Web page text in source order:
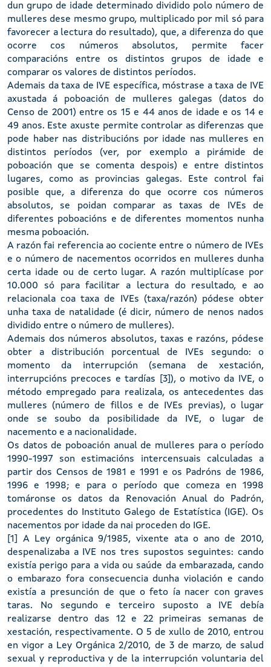
dun grupo de idade determinado dividido polo número de
mulleres dese mesmo grupo, multiplicado por mil só para
favorecer a lectura do resultado), que, a diferenza do que
ocorre cos números absolutos, permite facer
comparacións entre os distintos grupos de idade e
comparar os valores de distintos períodos.
Ademais da taxa de IVE específica, móstrase a taxa de IVE
axustada á poboación de mulleres galegas (datos do
Censo de 2001) entre os 15 e 44 anos de idade e os 14 e
49 anos. Este axuste permite controlar as diferenzas que
pode haber nas distribucións por idade nas mulleres en
distintos períodos (ver, por exemplo a pirámide de
poboación que se comenta despois) e entre distintos
lugares, como as provincias galegas. Este control fai
posible que, a diferenza do que ocorre cos números
absolutos, se poidan comparar as taxas de IVEs de
diferentes poboacións e de diferentes momentos nunha
mesma poboación.
A razón fai referencia ao cociente entre o número de IVEs
e o número de nacementos ocorridos en mulleres dunha
certa idade ou de certo lugar. A razón multiplícase por
10.000 só para facilitar a lectura do resultado, e ao
relacionala coa taxa de IVEs (taxa/razón) pódese obter
unha taxa de natalidade (é dicir, número de nenos nados
dividido entre o número de mulleres).
Ademais dos números absolutos, taxas e razóns, pódese
obter a distribución porcentual de IVEs segundo: o
momento da interrupción (semana de xestación,
interrupcións precoces e tardías [3]), o motivo da IVE, o
método empregado para realizala, os antecedentes das
mulleres (número de fillos e de IVEs previas), o lugar
onde se soubo da posibilidade da IVE, o lugar de
nacemento e a nacionalidade.
Os datos de poboación anual de mulleres para o período
1990-1997 son estimacións intercensuais calculadas a
partir dos Censos de 1981 e 1991 e os Padróns de 1986,
1996 e 1998; e para o período que comeza en 1998
tomáronse os datos da Renovación Anual do Padrón,
procedentes do Instituto Galego de Estatística (IGE). Os
nacementos por idade da nai proceden do IGE.
[1] A Ley orgánica 9/1985, vixente ata o ano de 2010,
despenalizaba a IVE nos tres supostos seguintes: cando
existía perigo para a vida ou saúde da embarazada, cando
o embarazo fora consecuencia dunha violación e cando
existía a presunción de que o feto ía nacer con graves
taras. No segundo e terceiro suposto a IVE debía
realizarse dentro das 12 e 22 primeiras semanas de
xestación, respectivamente. O 5 de xullo de 2010, entrou
en vigor a Ley Orgánica 2/2010, de 3 de marzo, de salud
sexual y reproductiva y de la interrupción voluntaria del